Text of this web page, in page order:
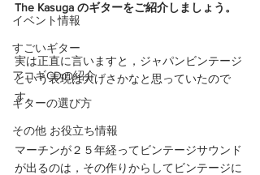
イベント情報
すごいギター
アコギCDの紹介
ギターの選び方
その他 お役立ち情報
The Kasuga のギターをご紹介しましょう。
実は正直に言いますと，ジャパンビンテージ
という表現は大げさかなと思っていたので
す。
マーチンが２５年経ってビンテージサウンド
が出るのは，その作りからしてビンテージに